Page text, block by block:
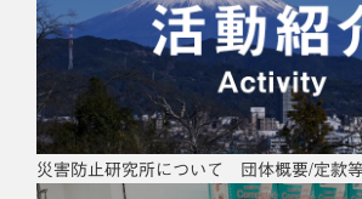
災害防止研究所について 団体概要/定款等